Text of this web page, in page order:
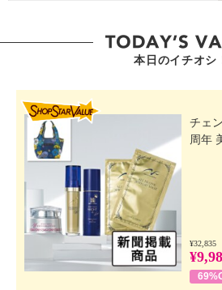
本日のイチオシ
チェ
周年
¥32,835